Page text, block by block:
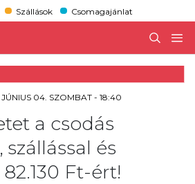
Szállások Csomagajánlat
04. SZOMBAT - 18:40
a csodás
és
Ft-ért!